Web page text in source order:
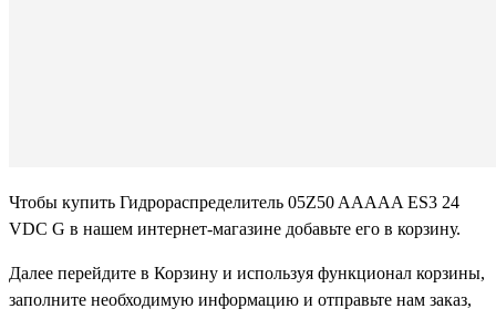
Чтобы купить Гидрораспределитель 05Z50 AAAAA ES3 24
VDC G в нашем интернет-магазине добавьте его в корзину.
Далее перейдите в Корзину и используя функционал корзины,
заполните необходимую информацию и отправьте нам заказ,